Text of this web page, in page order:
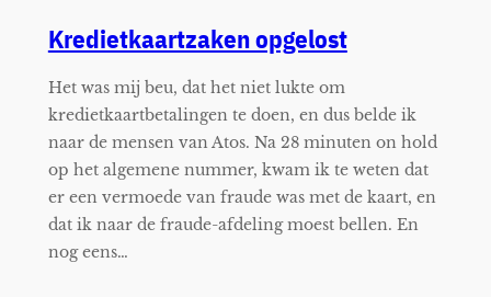
Kredietkaartzaken opgelost
Het was mij beu, dat het niet lukte om
kredietkaartbetalingen te doen, en dus belde ik
naar de mensen van Atos. Na 28 minuten on hold
op het algemene nummer, kwam ik te weten dat
er een vermoede van fraude was met de kaart, en
dat ik naar de fraude-afdeling moest bellen. En
nog eens…